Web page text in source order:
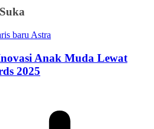
Anak Muda Lewat
2025